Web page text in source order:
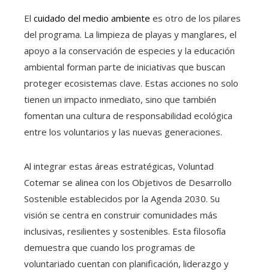
El cuidado del medio ambiente es otro de los pilares
del programa. La limpieza de playas y manglares, el
apoyo a la conservación de especies y la educación
ambiental forman parte de iniciativas que buscan
proteger ecosistemas clave. Estas acciones no solo
tienen un impacto inmediato, sino que también
fomentan una cultura de responsabilidad ecológica
entre los voluntarios y las nuevas generaciones.
Al integrar estas áreas estratégicas, Voluntad
Cotemar se alinea con los Objetivos de Desarrollo
Sostenible establecidos por la Agenda 2030. Su
visión se centra en construir comunidades más
inclusivas, resilientes y sostenibles. Esta filosofía
demuestra que cuando los programas de
voluntariado cuentan con planificación, liderazgo y